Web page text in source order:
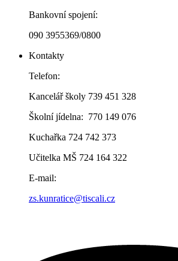
Bankovní spojení:
090 3955369/0800
Kontakty
Telefon:
Kancelář školy 739 451 328
Školní jídelna: 770 149 076
Kuchařka 724 742 373
Učitelka MŠ 724 164 322
E-mail:
zs.kunratice@tiscali.cz